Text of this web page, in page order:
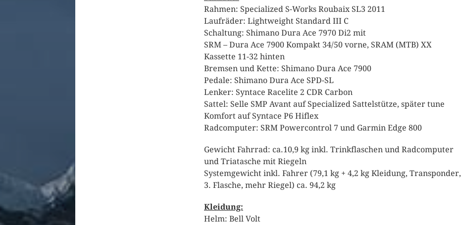
Rahmen: Specialized S-Works Roubaix SL3 2011
Laufräder: Lightweight Standard III C
Schaltung: Shimano Dura Ace 7970 Di2 mit
SRM – Dura Ace 7900 Kompakt 34/50 vorne, SRAM (MTB) XX
Kassette 11-32 hinten
Bremsen und Kette: Shimano Dura Ace 7900
Pedale: Shimano Dura Ace SPD-SL
Lenker: Syntace Racelite 2 CDR Carbon
Sattel: Selle SMP Avant auf Specialized Sattelstütze, später tune
Komfort auf Syntace P6 Hiflex
Radcomputer: SRM Powercontrol 7 und Garmin Edge 800
Gewicht Fahrrad: ca.10,9 kg inkl. Trinkflaschen und Radcomputer
und Triatasche mit Riegeln
Systemgewicht inkl. Fahrer (79,1 kg + 4,2 kg Kleidung, Transponder,
3. Flasche, mehr Riegel) ca. 94,2 kg
Kleidung:
Helm: Bell Volt